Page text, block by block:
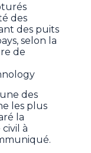
des
des puits
selon la
de
des
les plus
la
à